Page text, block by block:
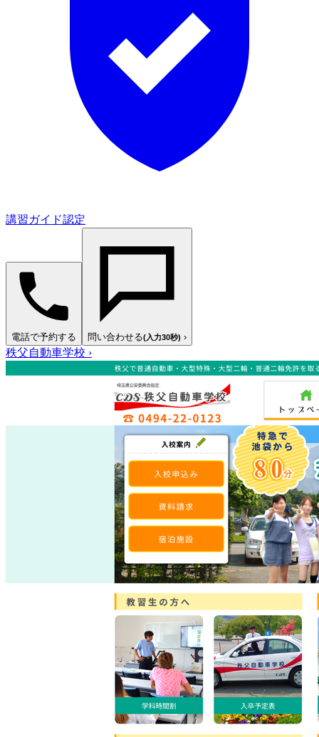
講習ガイド認定
電話で予約する 問い合わせる(入力30秒) ›
秩父自動車学校 ›